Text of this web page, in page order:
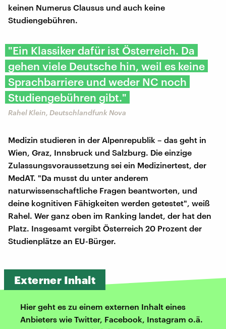
keinen Numerus Clausus und auch keine
Studiengebühren.
"Ein Klassiker dafür ist Österreich. Da
gehen viele Deutsche hin, weil es keine
Sprachbarriere und weder NC noch
Studiengebühren gibt."
Rahel Klein, Deutschlandfunk Nova
Medizin studieren in der Alpenrepublik – das geht in
Wien, Graz, Innsbruck und Salzburg. Die einzige
Zulassungsvoraussetzung sei ein Medizinertest, der
MedAT. "Da musst du unter anderem
naturwissenschaftliche Fragen beantworten, und
deine kognitiven Fähigkeiten werden getestet", weiß
Rahel. Wer ganz oben im Ranking landet, der hat den
Platz. Insgesamt vergibt Österreich 20 Prozent der
Studienplätze an EU-Bürger.
Externer Inhalt
Hier geht es zu einem externen Inhalt eines
Anbieters wie Twitter, Facebook, Instagram o.ä.